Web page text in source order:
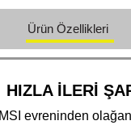
Ürün Özellikleri
İLERİ
MSI evreninden